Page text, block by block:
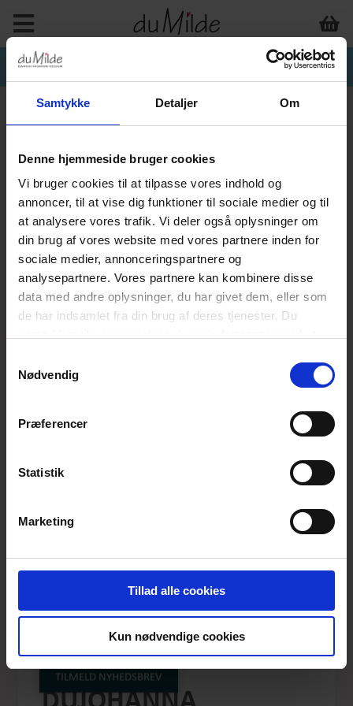
Samtykke Detaljer Om
Denne hjemmeside bruger cookies
Vi bruger cookies til at tilpasse vores indhold og
annoncer, til at vise dig funktioner til sociale medier og til
at analysere vores trafik. Vi deler også oplysninger om
din brug af vores website med vores partnere inden for
sociale medier, annonceringspartnere og
analysepartnere. Vores partnere kan kombinere disse
data med andre oplysninger, du har givet dem, eller som
de har indsamlet fra din brug af deres tjenester. Du
Nødvendig
Præferencer
Statistik
Marketing
Tillad alle cookies
Kun nødvendige cookies
MY GARDEN IS
BLOOMING
DUJOHANNA
TILMELD NYHEDSBREV